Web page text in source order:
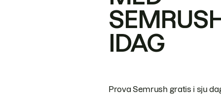
IDAG
Prova Semrush gratis i sju